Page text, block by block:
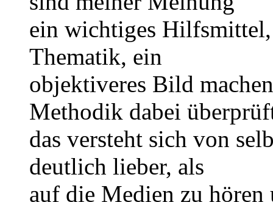
ein wichtiges
Thematik, ein
objektiveres Bild
Methodik dabei
das versteht sich von
deutlich lieber, als
auf die Medien zu hören